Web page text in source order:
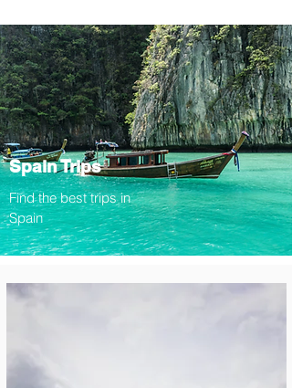
Spain Trips
Find the best trips in
Spain